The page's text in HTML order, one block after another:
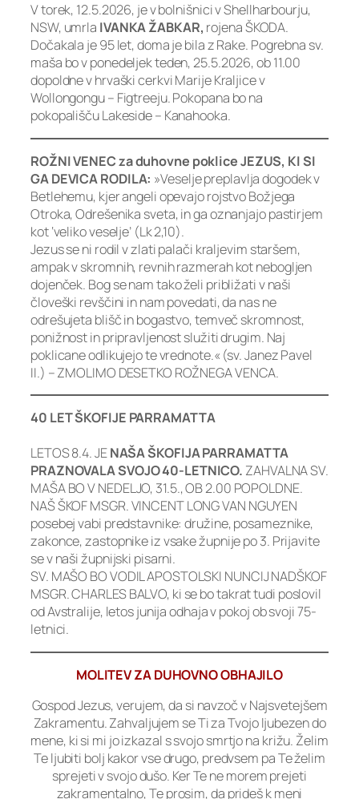
V torek, 12.5.2026, je v bolnišnici v Shellharbourju,
NSW, umrla IVANKA ŽABKAR, rojena ŠKODA.
Dočakala je 95 let, doma je bila z Rake. Pogrebna sv.
maša bo v ponedeljek teden, 25.5.2026, ob 11.00
dopoldne v hrvaški cerkvi Marije Kraljice v
Wollongongu – Figtreeju. Pokopana bo na
pokopališču Lakeside – Kanahooka.
ROŽNI VENEC za duhovne poklice JEZUS, KI SI
GA DEVICA RODILA: »Veselje preplavlja dogodek v
Betlehemu, kjer angeli opevajo rojstvo Božjega
Otroka, Odrešenika sveta, in ga oznanjajo pastirjem
kot ‘veliko veselje’ (Lk 2,10).
Jezus se ni rodil v zlati palači kraljevim staršem,
ampak v skromnih, revnih razmerah kot nebogljen
dojenček. Bog se nam tako želi približati v naši
človeški revščini in nam povedati, da nas ne
odrešujeta blišč in bogastvo, temveč skromnost,
ponižnost in pripravljenost služiti drugim. Naj
poklicane odlikujejo te vrednote.« (sv. Janez Pavel
II.) – ZMOLIMO DESETKO ROŽNEGA VENCA.
40 LET ŠKOFIJE PARRAMATTA
LETOS 8.4. JENAŠA ŠKOFIJA PARRAMATTA
PRAZNOVALA SVOJO 40-LETNICO. ZAHVALNA SV.
MAŠA BO V NEDELJO, 31.5., OB 2.00 POPOLDNE.
NAŠ ŠKOF MSGR. VINCENT LONG VAN NGUYEN
posebej vabi predstavnike: družine, posameznike,
zakonce, zastopnike iz vsake župnije po 3. Prijavite
se v naši župnijski pisarni.
SV. MAŠO BO VODIL APOSTOLSKI NUNCIJ NADŠKOF
MSGR. CHARLES BALVO, ki se bo takrat tudi poslovil
od Avstralije, letos junija odhaja v pokoj ob svoji 75-
letnici.
MOLITEV ZA DUHOVNO OBHAJILO
Gospod Jezus, verujem, da si navzoč v Najsvetejšem
Zakramentu. Zahvaljujem se Ti za Tvojo ljubezen do
mene, ki si mi jo izkazal s svojo smrtjo na križu. Želim
Te ljubiti bolj kakor vse drugo, predvsem pa Te želim
sprejeti v svojo dušo. Ker Te ne morem prejeti
zakramentalno, Te prosim, da prideš k meni